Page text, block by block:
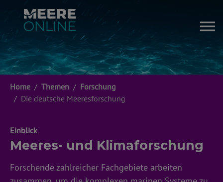
Home Themen
Forschung
Die deutsche Meeresforschung
Einblick
Meeres- und Klimaforschung
Forschende zahlreicher Fachgebiete arbeiten